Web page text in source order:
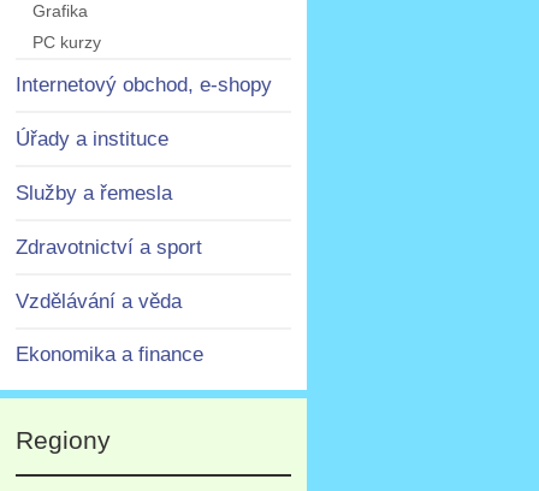
Grafika
PC kurzy
Internetový obchod, e-shopy
Úřady a instituce
Služby a řemesla
Zdravotnictví a sport
Vzdělávání a věda
Ekonomika a finance
Regiony